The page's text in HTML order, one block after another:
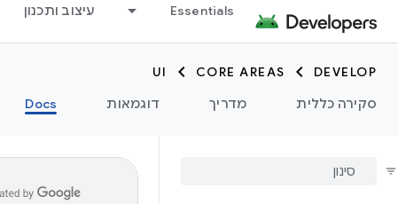
Essentials עיצוב ותכנון
DEVELOP
CORE AREAS
UI
סקירה כללית
מדריך דוגמאות Docs